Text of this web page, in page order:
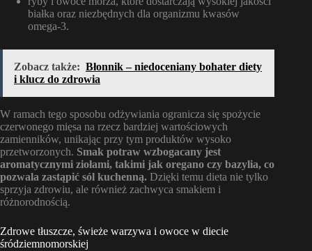
białka oraz niezbędnych dla organizmu kwasów
omega-3.
Zobacz także: Błonnik – niedoceniany bohater diety
i klucz do zdrowia
W ramach tego sposobu odżywiania ogranicza się spożycie
czerwonego mięsa na rzecz bardziej wartościowych
zamienników, unikając przy tym produktów wysoko
przetworzonych. Smak potraw wzbogacany jest
aromatycznymi ziołami, takimi jak oregano czy bazylia, co
pozwala zastąpić sól kuchenną. Dzięki temu dieta nie tylko
sprzyja zdrowiu, ale również zachwyca smakiem i
różnorodnością.
Zdrowe tłuszcze, świeże warzywa i owoce w diecie
śródziemnomorskiej